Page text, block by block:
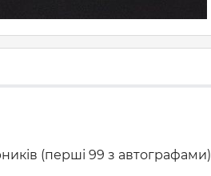
(перші 99 з автографами)